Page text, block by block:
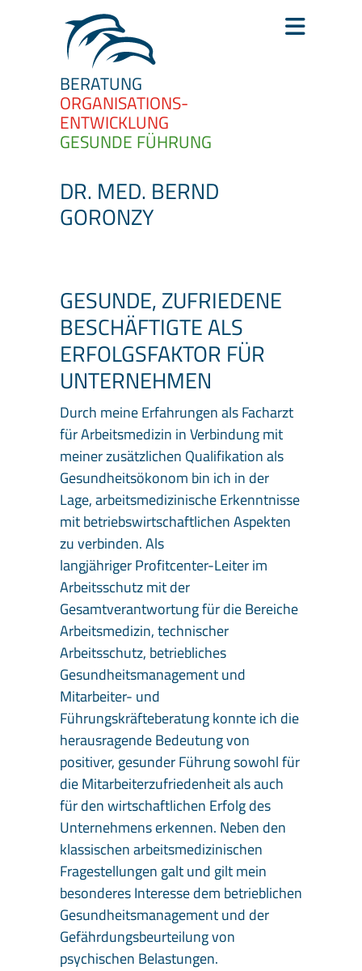
BERATUNG
ORGANISATIONS­
ENTWICKLUNG
GESUNDE FÜHRUNG
DR. MED. BERND
GORONZY
GESUNDE, ZUFRIEDENE
BESCHÄFTIGTE ALS
ERFOLGSFAKTOR FÜR
UNTERNEHMEN
Durch meine Erfahrungen als Facharzt
für Arbeitsmedizin in Verbindung mit
meiner zusätzlichen Qualifikation als
Gesundheitsökonom bin ich in der
Lage, arbeitsmedizinische Erkenntnisse
mit betriebswirtschaftlichen Aspekten
zu verbinden. Als
langjähriger Profitcenter-Leiter im
Arbeitsschutz mit der
Gesamtverantwortung für die Bereiche
Arbeitsmedizin, technischer
Arbeitsschutz, betriebliches
Gesundheitsmanagement und
Mitarbeiter- und
Führungskräfteberatung konnte ich die
herausragende Bedeutung von
positiver, gesunder Führung sowohl für
die Mitarbeiterzufriedenheit als auch
für den wirtschaftlichen Erfolg des
Unternehmens erkennen. Neben den
klassischen arbeitsmedizinischen
Fragestellungen galt und gilt mein
besonderes Interesse dem betrieblichen
Gesundheitsmanagement und der
Gefährdungsbeurteilung von
psychischen Belastungen.